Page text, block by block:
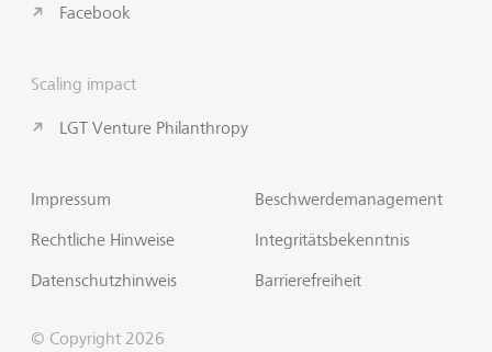
Facebook
Scaling impact
LGT Venture Philanthropy
Impressum
Rechtliche Hinweise
Datenschutzhinweis
Beschwerdemanagement
Integritätsbekenntnis
Barrierefreiheit
© Copyright 2026